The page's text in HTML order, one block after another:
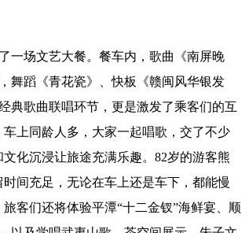
场文艺大餐。餐车内，歌曲《南屏晚
舞蹈《青花瓷》、快板《赣闽风华银发
典歌曲联唱环节，更是激发了乘客们的互
上同龄人多，大家一起唱歌，交了不少
化沉浸让旅途充满乐趣。82岁的游客熊
间充足，无论在车上还是车下，都能慢
客们还将体验平潭“十二金钗”海鲜宴、顺